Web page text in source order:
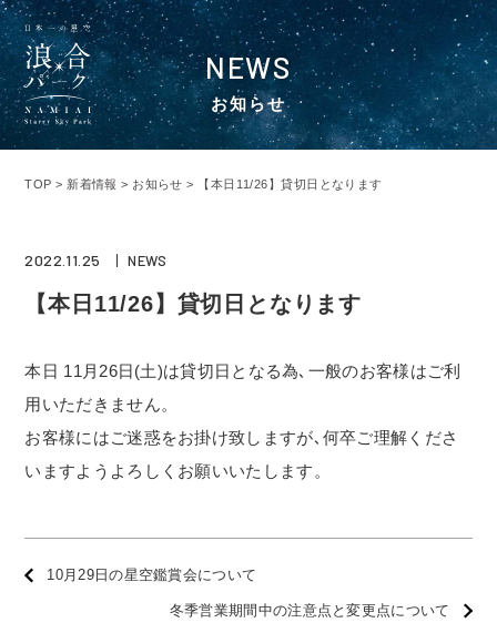
NEWS
お知らせ
TOP > 新着情報 > お知らせ > 【本日11/26】貸切日となります
2022.11.25 NEWS
【本日11/26】貸切日となります
本日 11月26日(土)は貸切日となる為､一般のお客様はご利
用いただきません。
お客様にはご迷惑をお掛け致しますが､何卒ご理解くださ
いますようよろしくお願いいたします。
10月29日の星空鑑賞会について
冬季営業期間中の注意点と変更点について